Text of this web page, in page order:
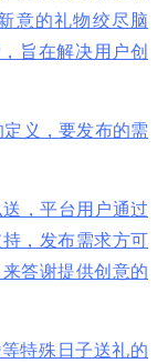
意的礼物绞尽脑
旨在解决用户创
定义，要发布的需
送，平台用户通过
，发布需求方可
答谢提供创意的
特殊日子送礼的